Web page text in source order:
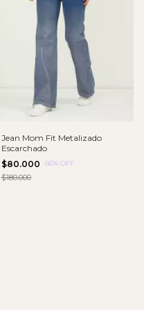
Jean Mom Fit Metalizado
Escarchado
$80.000 -56% OFF
$180.000